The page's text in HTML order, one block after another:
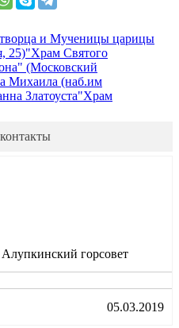
и Мученицы царицы
25)"Храм Святого
(Московский
Михаила (наб.им
Златоуста"Храм
горсовет
05.03.2019